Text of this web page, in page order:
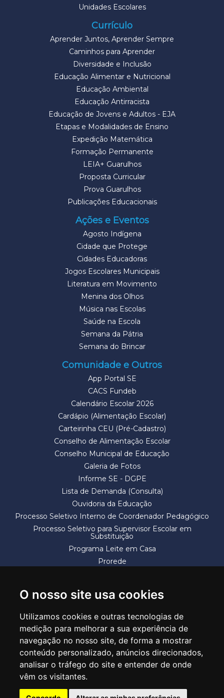
O nosso site usa cookies
Utilizamos cookies e outras tecnologias de
medição para melhorar a sua experiência de
navegação no nosso site, de forma a mostrar
conteúdo personalizado, anúncios direcionados,
analisar o tráfego do site e entender de onde
vêm os visitantes.
Unidades Escolares
Currículo
Aprender Juntos, Aprender Sempre
Caminhos para Aprender
Diversidade e Inclusão
Educação Alimentar e Nutricional
Educação Ambiental
Educação Antirracista
Educação de Jovens e Adultos - EJA
Etapas e Modalidades de Ensino
Expedição Matemática
Formação Permanente
LEIA+ Guarulhos
Proposta Curricular
Prova Guarulhos
Publicações Educacionais
Ações e Eventos
Agosto Indígena
Cidade que Protege
Cidades Educadoras
Jogos Escolares Municipais
Literatura em Movimento
Menina dos Olhos
Música nas Escolas
Saúde na Escola
Semana da Pátria
Semana do Brincar
Comunidade e Outros
App Portal SE
CACS Fundeb
Calendário Escolar 2026
Cardápio (Alimentação Escolar)
Carteirinha CEU (Pré-Cadastro)
Conselho de Alimentação Escolar
Conselho Municipal de Educação
Galeria de Fotos
Informe SE - DGPE
Lista de Demanda (Consulta)
Ouvidoria da Educação
Processo Seletivo Interno de Coordenador Pedagógico
Processo Seletivo para Supervisor Escolar em
Substituição
Programa Leite em Casa
Prorede
SECRETARIA DE EDUCAÇÃO
Rua Claudino Barbosa, 313 - Macedo - Guarulhos/SP CEP 07113-040
Central de Atendimento: *55 11 2475-7300